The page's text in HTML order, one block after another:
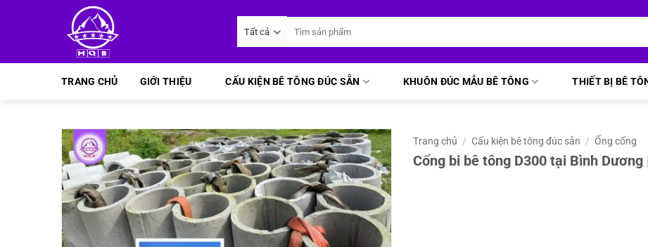
dung
kiếm:
TRANG CHỦ GIỚI THIỆU CẤU KIỆN BÊ TÔNG ĐÚC SẴN KHUÔN ĐÚC MẪU BÊ TÔNG THIẾT BỊ BÊ
Trang chủ / Cấu kiện bê tông đúc sẵn / Ống cống
Cống bi bê tông D300 tại Bình Dương